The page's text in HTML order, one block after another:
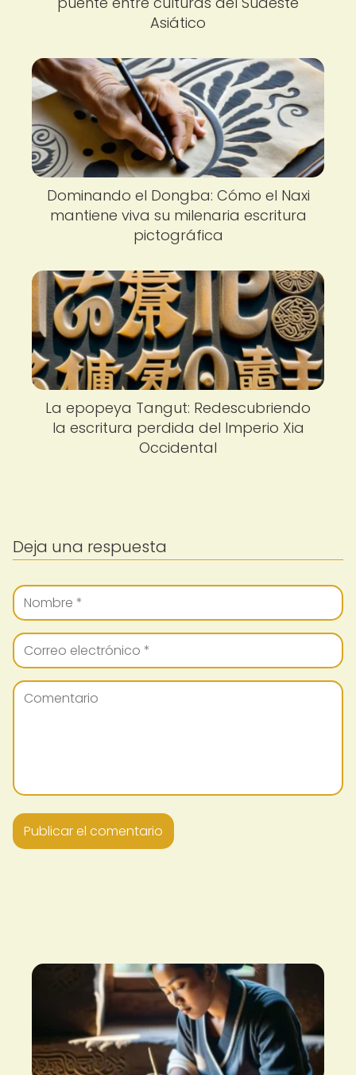
Asiático
Dominando el Dongba: Cómo el Naxi
mantiene viva su milenaria escritura
pictográfica
La epopeya Tangut: Redescubriendo
la escritura perdida del Imperio Xia
Occidental
Deja una respuesta